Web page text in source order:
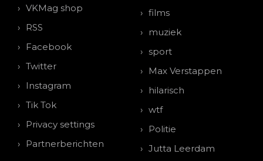
VKMag shop
RSS
Facebook
Twitter
Instagram
Tik Tok
Privacy settings
Partnerberichten
films
muziek
sport
Max Verstappen
hilarisch
wtf
Politie
Jutta Leerdam